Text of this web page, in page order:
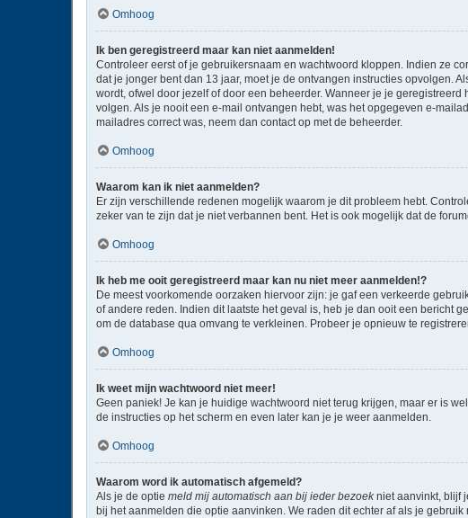
Omhoog
Ik ben geregistreerd maar kan niet aanmelden!
Controleer eerst of je gebruikersnaam en wachtwoord kloppen. Indien ze
dat je jonger bent dan 13 jaar, moet je de ontvangen instructies opvolgen.
wordt, ofwel door jezelf of door een beheerder. Wanneer je je
volgen. Als je nooit een e-mail ontvangen hebt, was het opgegeven e-
mailadres correct was, neem dan contact op met de beheerder.
Omhoog
Waarom kan ik niet aanmelden?
Er zijn verschillende redenen mogelijk waarom je dit probleem hebt.
zeker van te zijn dat je niet verbannen bent. Het is ook mogelijk dat de
Omhoog
Ik heb me ooit geregistreerd maar kan nu niet meer aanmelden!?
De meest voorkomende oorzaken hiervoor zijn: je gaf een verkeerde
of andere reden. Indien dit laatste het geval is, heb je dan ooit een bericht
om de database qua omvang te verkleinen. Probeer je opnieuw te
Omhoog
Ik weet mijn wachtwoord niet meer!
Geen paniek! Je kan je huidige wachtwoord niet terug krijgen, maar er is
de instructies op het scherm en even later kan je je weer aanmelden.
Omhoog
Waarom word ik automatisch afgemeld?
Als je de optie meld mij automatisch aan bij ieder bezoekniet aanvinkt, blijf
bij het aanmelden die optie aanvinken. We raden dit echter af als je